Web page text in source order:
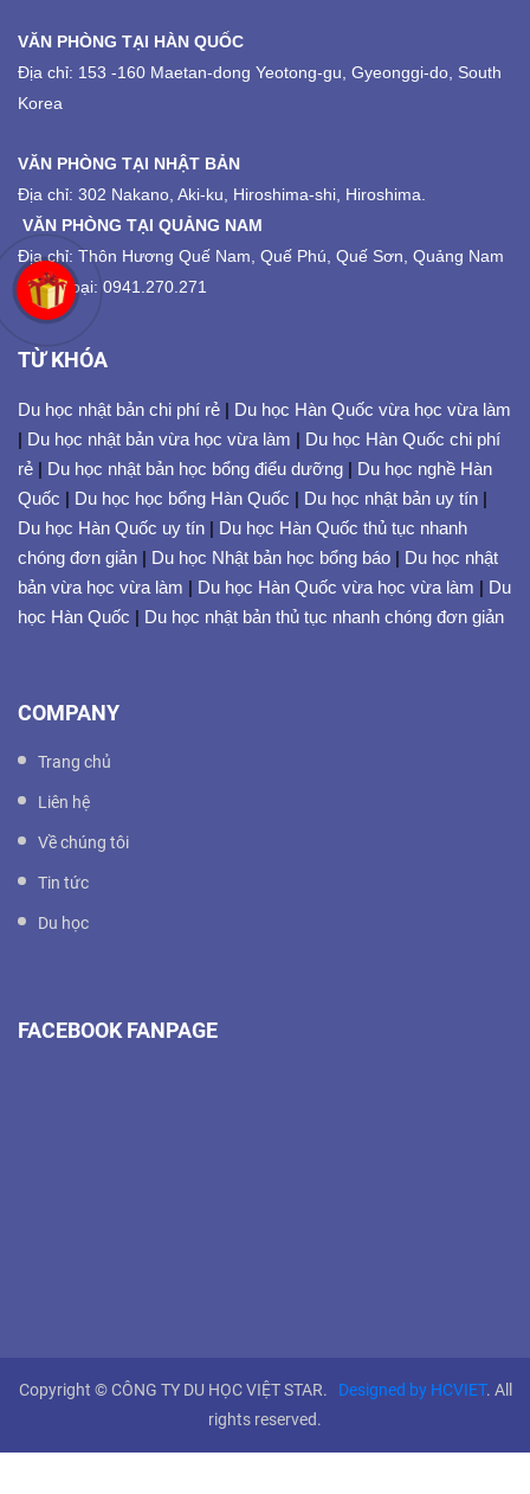
VĂN PHÒNG TẠI HÀN QUỐC
Địa chỉ: 153 -160 Maetan-dong Yeotong-gu, Gyeonggi-do, South
Korea
VĂN PHÒNG TẠI NHẬT BẢN
Địa chỉ: 302 Nakano, Aki-ku, Hiroshima-shi, Hiroshima.
VĂN PHÒNG TẠI QUẢNG NAM
Địa chỉ: Thôn Hương Quế Nam, Quế Phú, Quế Sơn, Quảng Nam
Điện thoại: 0941.270.271
TỪ KHÓA
Du học nhật bản chi phí rẻ | Du học Hàn Quốc vừa học vừa làm
| Du học nhật bản vừa học vừa làm | Du học Hàn Quốc chi phí
rẻ | Du học nhật bản học bổng điểu dưỡng | Du học nghề Hàn
Quốc | Du học học bổng Hàn Quốc | Du học nhật bản uy tín |
Du học Hàn Quốc uy tín | Du học Hàn Quốc thủ tục nhanh
chóng đơn giản | Du học Nhật bản học bổng báo | Du học nhật
bản vừa học vừa làm | Du học Hàn Quốc vừa học vừa làm | Du
học Hàn Quốc | Du học nhật bản thủ tục nhanh chóng đơn giản
COMPANY
Trang chủ
Liên hệ
Về chúng tôi
Tin tức
Du học
FACEBOOK FANPAGE
Copyright © CÔNG TY DU HỌC VIỆT STAR. Designed by HCVIET. All
rights reserved.